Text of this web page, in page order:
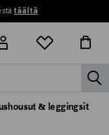
täältä
KOTI& leggingsit